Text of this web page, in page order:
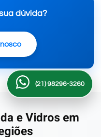
dúvida?
e Vidros em
(21) 98296-3260